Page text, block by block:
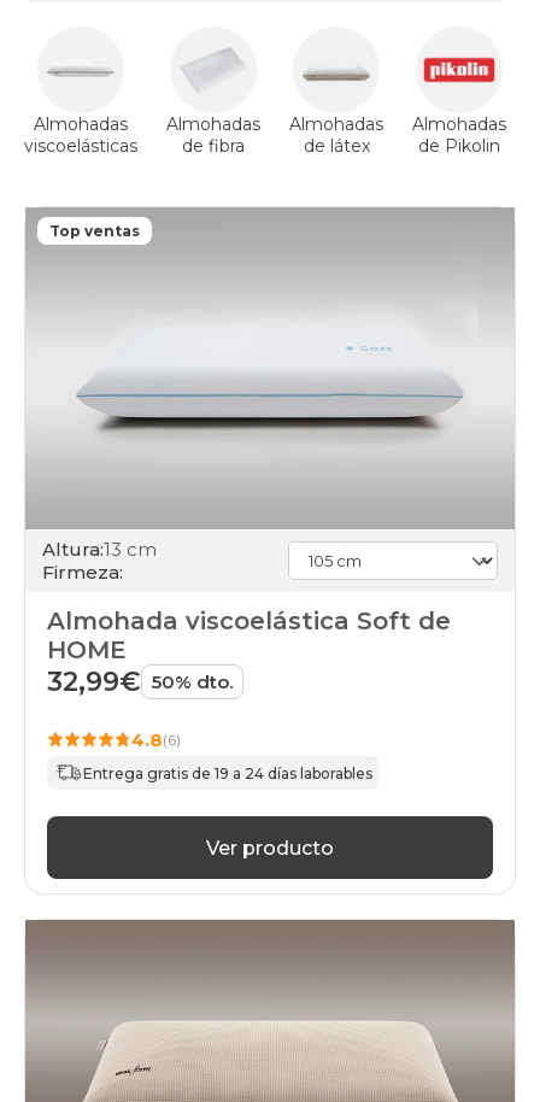
Almohadas
viscoelásticas
Almohadas
de fibra
Almohadas
de látex
Almohadas
de Pikolin
Top ventas
Altura:13 cm
Firmeza:
Almohada viscoelástica Soft de
HOME
32,99€ 50% dto.
4.8(6)
Entrega gratis de 19 a 24 días laborables
Ver producto